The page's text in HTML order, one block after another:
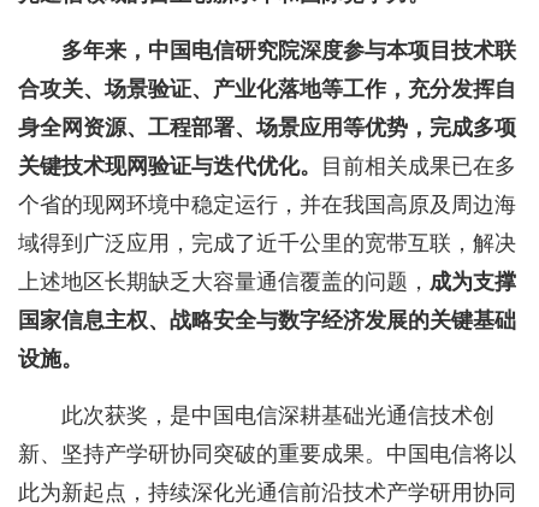
多年来，中国电信研究院深度参与本项目技术联
合攻关、场景验证、产业化落地等工作，充分发挥自
身全网资源、工程部署、场景应用等优势，完成多项
关键技术现网验证与迭代优化。
目前相关成果已在多
个省的现网环境中稳定运行，并在我国高原及周边海
域得到广泛应用，完成了近千公里的宽带互联，解决
上述地区长期缺乏大容量通信覆盖的问题， 成为支撑
国家信息主权、战略安全与数字经济发展的关键基础
设施。
此次获奖，是中国电信深耕基础光通信技术创
新、坚持产学研协同突破的重要成果。中国电信将以
此为新起点，持续深化光通信前沿技术产学研用协同